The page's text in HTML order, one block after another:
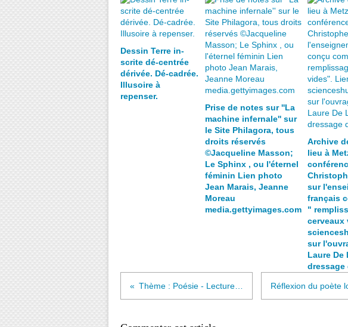
Dessin Terre in-
scrite dé-centrée
dérivée. Dé-cadrée.
Illusoire à
repenser.
Prise de notes sur ''La
machine infernale'' sur
le Site Philagora, tous
droits réservés
©Jacqueline Masson;
Le Sphinx , ou l'éternel
féminin Lien photo
Jean Marais, Jeanne
Moreau
media.gettyimages.com
Archive
lieu à
sur
français
"
cerveaux
sur
Laure De
dressage